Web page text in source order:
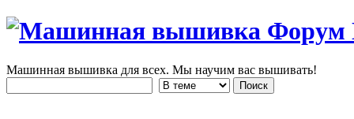
Машинная вышивка для всех. Мы научим вас вышивать!